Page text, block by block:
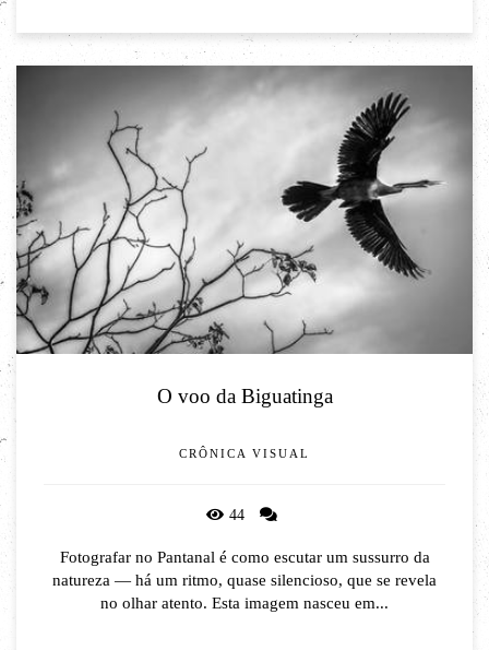
O voo da Biguatinga
CRÔNICA VISUAL
44
Fotografar no Pantanal é como escutar um sussurro da
natureza — há um ritmo, quase silencioso, que se revela
no olhar atento. Esta imagem nasceu em...